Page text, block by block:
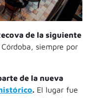
de la siguiente
siempre por
de la nueva
. El lugar fue